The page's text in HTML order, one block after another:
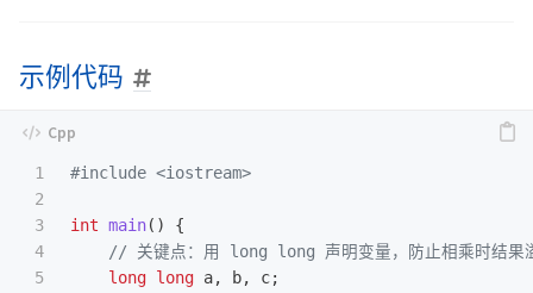
示例代码
1
2
3
4
5
#include <iostream>
int main()
{
// 关键点：用 long long 声明变量，防止相乘时结
long long a, b, c;